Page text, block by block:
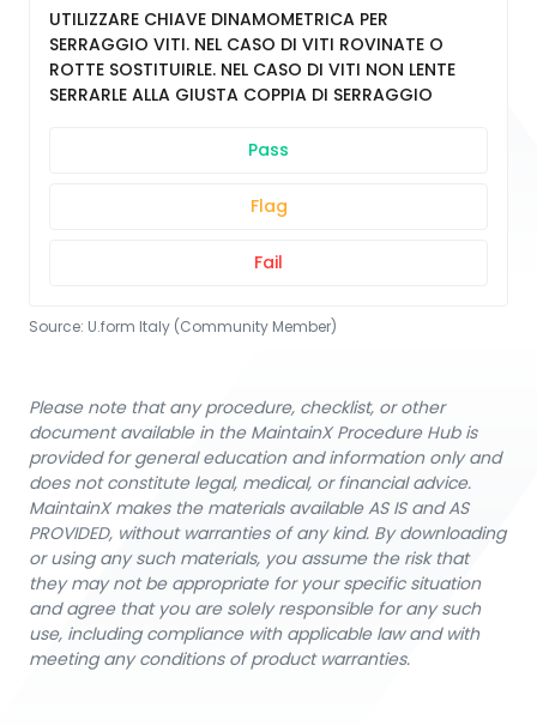
UTILIZZARE CHIAVE DINAMOMETRICA PER
SERRAGGIO VITI. NEL CASO DI VITI ROVINATE O
ROTTE SOSTITUIRLE. NEL CASO DI VITI NON LENTE
SERRARLE ALLA GIUSTA COPPIA DI SERRAGGIO
Pass
Flag
Fail
Source: U.form Italy (Community Member)
Please note that any procedure, checklist, or other
document available in the MaintainX Procedure Hub is
provided for general education and information only and
does not constitute legal, medical, or financial advice.
MaintainX makes the materials available AS IS and AS
PROVIDED, without warranties of any kind. By downloading
or using any such materials, you assume the risk that
they may not be appropriate for your specific situation
and agree that you are solely responsible for any such
use, including compliance with applicable law and with
meeting any conditions of product warranties.